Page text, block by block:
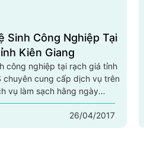
Sinh Công Nghiệp Tại
Kiên Giang
công nghiệp tại rạch giá tỉnh
chuyên cung cấp dịch vụ trên
vụ làm sạch hằng ngày
kiên giang, dịch vụ vệ sinh
rạch giá tỉnh kiên
dịch vụ tạp cụ tại rạch giá
26/04/2017